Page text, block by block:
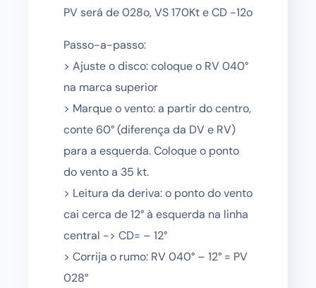
PV será de 028o, VS 170Kt e CD -12o
Passo-a-passo:
> Ajuste o disco: coloque o RV 040°
na marca superior
> Marque o vento: a partir do centro,
conte 60° (diferença da DV e RV)
para a esquerda. Coloque o ponto
do vento a 35 kt.
> Leitura da deriva: o ponto do vento
cai cerca de 12° à esquerda na linha
central -> CD= – 12°
> Corrija o rumo: RV 040° – 12° = PV
028°